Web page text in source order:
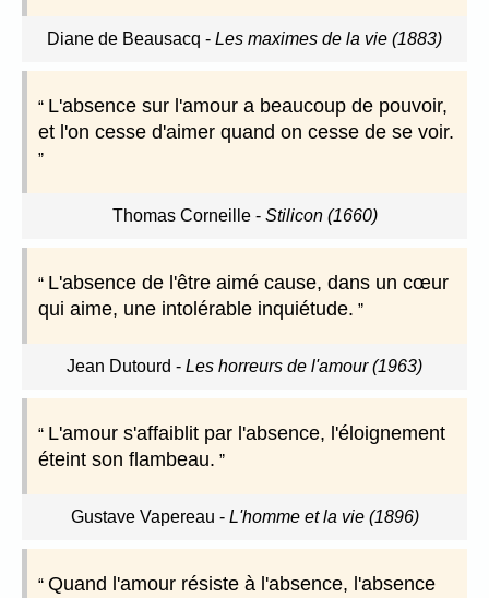
Diane de Beausacq - Les maximes de la vie (1883)
L'absence sur l'amour a beaucoup de pouvoir,
et l'on cesse d'aimer quand on cesse de se voir.
Thomas Corneille- Stilicon (1660)
L'absence de l'être aimé cause, dans un cœur
qui aime, une intolérable inquiétude.
Jean Dutourd - Les horreurs de l'amour (1963)
L'amour s'affaiblit par l'absence, l'éloignement
éteint son flambeau.
Gustave Vapereau - L'homme et la vie (1896)
Quand l'amour résiste à l'absence, l'absence